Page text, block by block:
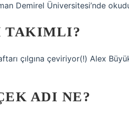
Demirel Üniversitesi’nde
TAKIMLI?
çılgına çeviriyor(!) Alex
ADI NE?